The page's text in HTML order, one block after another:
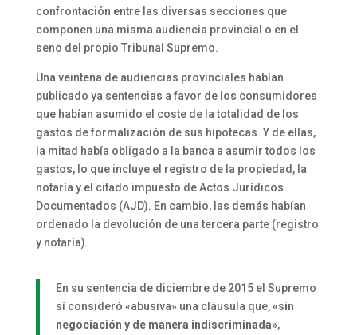
confrontación entre las diversas secciones que
componen una misma audiencia provincial o en el
seno del propio Tribunal Supremo.
Una veintena de audiencias provinciales habían
publicado ya sentencias a favor de los consumidores
que habían asumido el coste de la totalidad de los
gastos de formalización de sus hipotecas. Y de ellas,
la mitad había obligado a la banca a asumir todos los
gastos, lo que incluye el registro de la propiedad, la
notaría y el citado impuesto de Actos Jurídicos
Documentados (AJD). En cambio, las demás habían
ordenado la devolución de una tercera parte (registro
y notaría).
En su sentencia de diciembre de 2015 el Supremo
sí consideró «abusiva» una cláusula que,«sin
negociación y de manera indiscriminada»,